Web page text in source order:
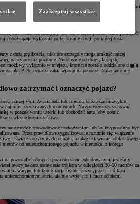
linie.
Znaki te mogą być dodatkowo opatrzone przypisami w postaci
weekendów) czy sugerowanego czasu zakazu (np. powyżej 10
ulicy, znajdziemy pod nim strzałki w górę i w dół określające
nie wolno się zatrzymywać. To, o czym jeszcze warto pamiętać,
obowiązuje wyłącznie po tej stronie drogi, po której został
z dużą prędkością, niektóre szczegóły mogą umknąć naszej
na oznaczenia poziome. Niezależnie od drogi, którą się
możliwy wyłącznie w miejscu, które nie zostało oddzielone ciągłą
jako P-7b, oznacza zakaz wjazdu na pobocze. Nasze auto nie
zatrzymać i oznaczyć pojazd?
naszej woli. Awaria auta lub stłuczka to zawsze niezwykle
najmniej oczekiwanych momentach. Należy wówczas zachować
w poszukiwaniu usterki lub obchodzić auto, aby ocenić
o własne bezpieczeństwo.
autostradzie spowodowane uszkodzeniem lub kolizją powinno być
Przez prawidłowe sygnalizowanie rozumie się: włączenie
– świateł pozycyjnych pojazdu, a także ustawienie odblaskowego
metrów od unieruchomionego pojazdu w kierunku, z którego
na pozostałych drogach poza obszarem zabudowanym, jesteśmy
awaryjne oraz ustawienia trójkąta w odległości 30–50 metrów za
awaryjne lub kombinacja świateł pozycyjnych i trójkąta
unieruchomionym aucie, ale nie wyżej niż 1 metr od ziemi.
Zaakceptuj wszystkie